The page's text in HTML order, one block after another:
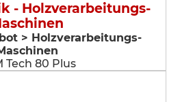
- Holzverarbeitungs-
> Holzverarbeitungs-
Tech 80 Plus